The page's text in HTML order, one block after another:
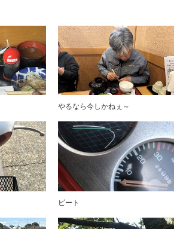
やるなら今しかねぇ～
ビート